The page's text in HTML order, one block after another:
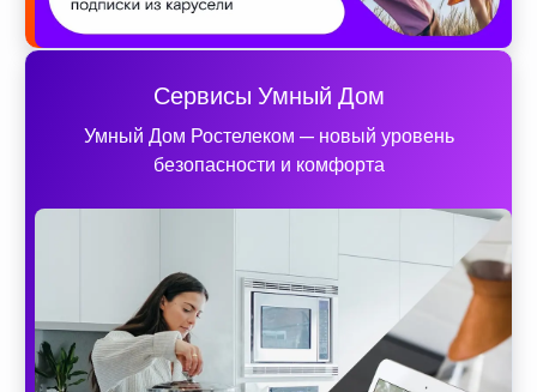
Сервисы Умный Дом
Умный Дом Ростелеком — новый уровень
безопасности и комфорта